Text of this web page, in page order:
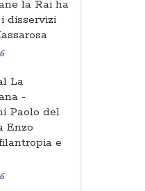
la Rai ha
disservizi
La
-
Paolo del
Enzo
e